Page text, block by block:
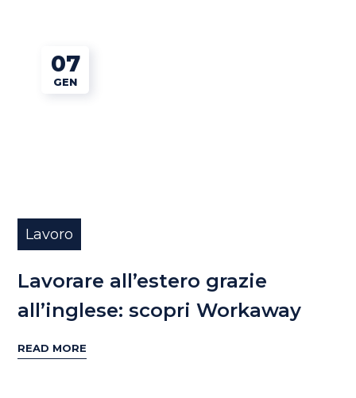
07
GEN
Lavoro
Lavorare all’estero grazie
all’inglese: scopri Workaway
READ MORE